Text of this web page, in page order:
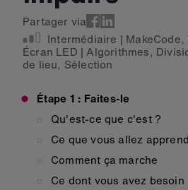
Partager via
Intermédiaire | MakeCode,
Écran LED |Algorithmes,
de lieu, Sélection
Étape 1 : Faites-le
Qu'est-ce que c'est ?
Ce que vous allez
Comment ça marche
Ce dont vous avez besoin